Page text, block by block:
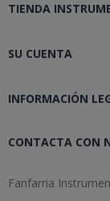
TIENDA
SU CUENTA
INFORMACIÓN
CONTACTA CON
Fanfarria